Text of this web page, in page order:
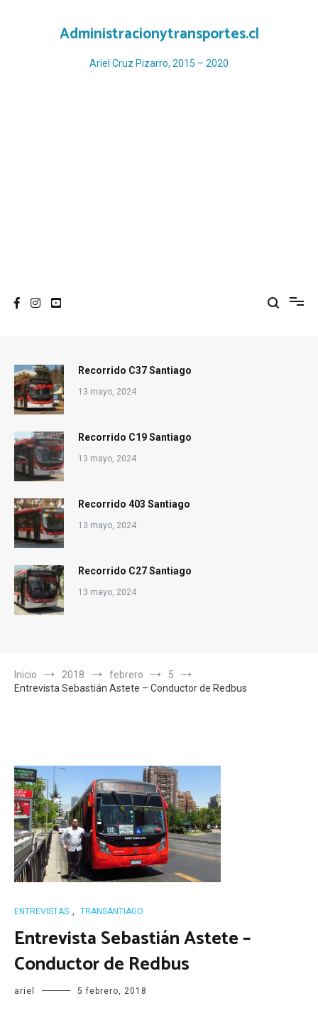
Administracionytransportes.cl
Ariel Cruz Pizarro, 2015 – 2020
Recorrido C37 Santiago
13 mayo, 2024
Recorrido C19 Santiago
13 mayo, 2024
Recorrido 403 Santiago
13 mayo, 2024
Recorrido C27 Santiago
13 mayo, 2024
Inicio 2018 febrero
5
Entrevista Sebastián Astete – Conductor de Redbus
ENTREVISTAS TRANSANTIAGO
Entrevista Sebastián Astete –
Conductor de Redbus
ariel 5 febrero, 2018